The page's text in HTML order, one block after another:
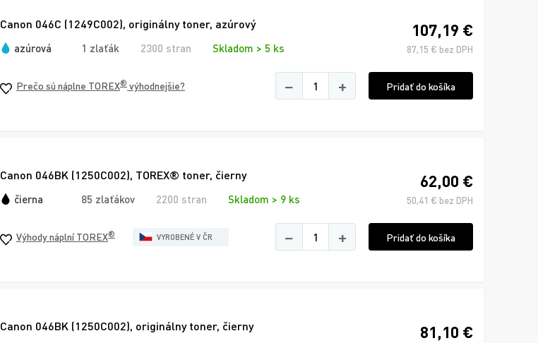
Canon 046C (1249C002), originálny toner, azúrový
azúrová 1 zlaťák 2300 stran Skladom > 5 ks
107,19 €
87,15 € bez DPH
Prečo sú náplne TOREX® výhodnejšie? − + Pridať do košíka
Canon 046BK (1250C002), TOREX® toner, čierny
čierna 85 zlaťákov 2200 stran Skladom > 9 ks
62,00 €
50,41 € bez DPH
Výhody náplní TOREX® VYROBENÉ V ČR − + Pridať do košíka
Canon 046BK (1250C002), originálny toner, čierny 81,10 €